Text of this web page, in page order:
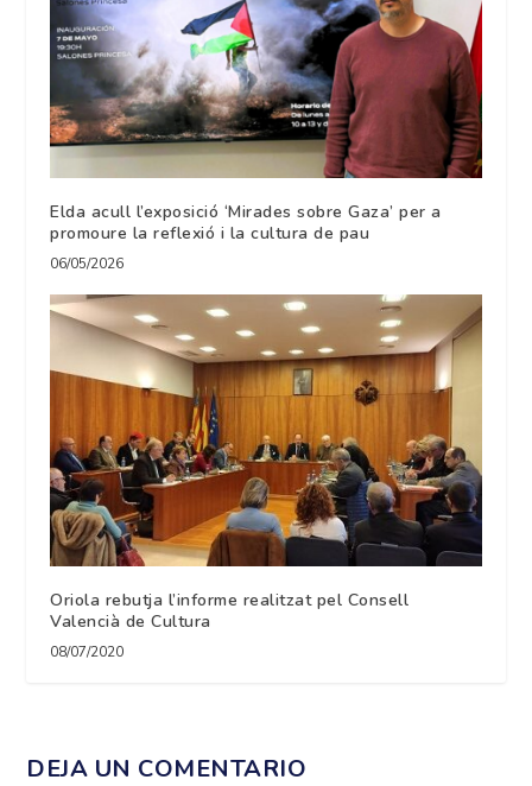
Elda acull l’exposició ‘Mirades sobre Gaza’ per a
promoure la reflexió i la cultura de pau
06/05/2026
Oriola rebutja l’informe realitzat pel Consell
Valencià de Cultura
08/07/2020
DEJA UN COMENTARIO